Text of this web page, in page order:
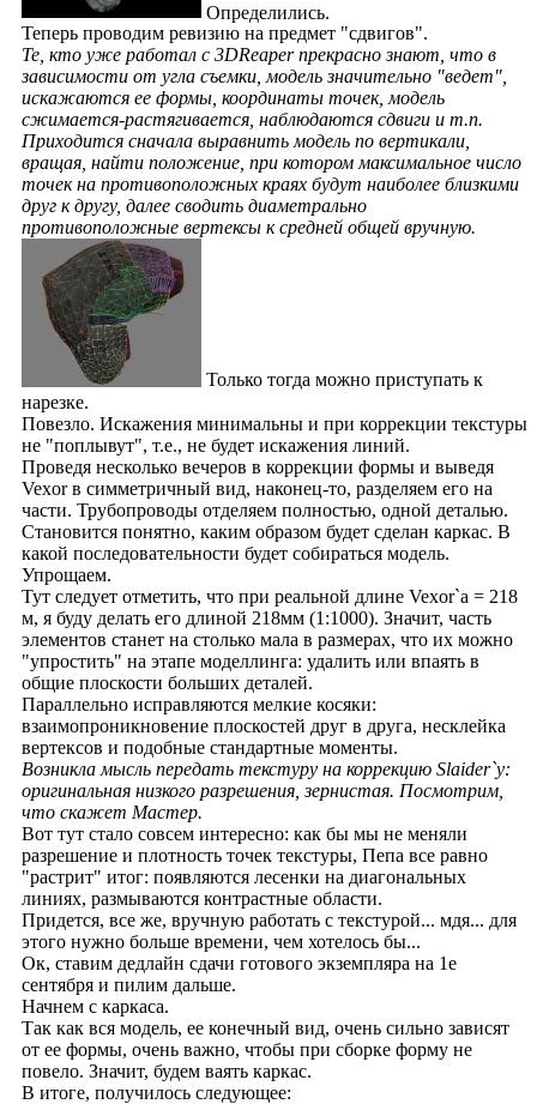
Определились.
Теперь проводим ревизию на предмет "сдвигов".
Те, кто уже работал с 3DReaper прекрасно знают, что в
зависимости от угла съемки, модель значительно "ведет",
искажаются ее формы, координаты точек, модель
сжимается-растягивается, наблюдаются сдвиги и т.п.
Приходится сначала выравнить модель по вертикали,
вращая, найти положение, при котором максимальное число
точек на противоположных краях будут наиболее близкими
друг к другу, далее сводить диаметрально
противоположные вертексы к средней общей вручную.
Только тогда можно приступать к
нарезке.
Повезло. Искажения минимальны и при коррекции текстуры
не "поплывут", т.е., не будет искажения линий.
Проведя несколько вечеров в коррекции формы и выведя
Vexor в симметричный вид, наконец-то, разделяем его на
части. Трубопроводы отделяем полностью, одной деталью.
Становится понятно, каким образом будет сделан каркас. В
какой последовательности будет собираться модель.
Упрощаем.
Тут следует отметить, что при реальной длине Vexor`a = 218
м, я буду делать его длиной 218мм (1:1000). Значит, часть
элементов станет на столько мала в размерах, что их можно
"упростить" на этапе моделлинга: удалить или впаять в
общие плоскости больших деталей.
Параллельно исправляются мелкие косяки:
взаимопроникновение плоскостей друг в друга, несклейка
вертексов и подобные стандартные моменты.
Возникла мысль передать текстуру на коррекцию Slaider`у:
оригинальная низкого разрешения, зернистая. Посмотрим,
что скажет Мастер.
Вот тут стало совсем интересно: как бы мы не меняли
разрешение и плотность точек текстуры, Пепа все равно
"растрит" итог: появляются лесенки на диагональных
линиях, размываются контрастные области.
Придется, все же, вручную работать с текстурой... мдя... для
этого нужно больше времени, чем хотелось бы...
Ок, ставим дедлайн сдачи готового экземпляра на 1е
сентября и пилим дальше.
Начнем с каркаса.
Так как вся модель, ее конечный вид, очень сильно зависят
от ее формы, очень важно, чтобы при сборке форму не
повело. Значит, будем ваять каркас.
В итоге, получилось следующее: